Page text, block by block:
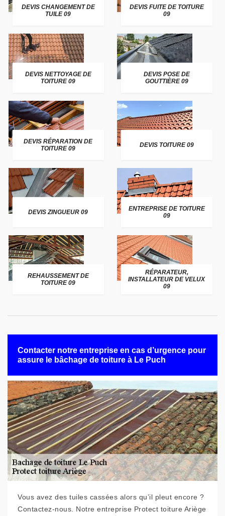
DEVIS CHANGEMENT DE
TUILE 09
DEVIS FUITE DE TOITURE
09
DEVIS NETTOYAGE DE
TOITURE 09
DEVIS POSE DE
GOUTTIÈRE 09
DEVIS RÉPARATION DE
TOITURE 09
DEVIS TOITURE 09
DEVIS ZINGUEUR 09
ENTREPRISE DE TOITURE
09
REHAUSSEMENT DE
TOITURE 09
RÉPARATEUR,
INSTALLATEUR DE VELUX
09
Contacter notre entreprise en cas d’urgence pour
assure le bâchage de toiture à Le Puch
Vous avez des tuiles cassées alors qu’il pleut encore ?
Contactez-nous. Notre entreprise Protect toiture Ariège